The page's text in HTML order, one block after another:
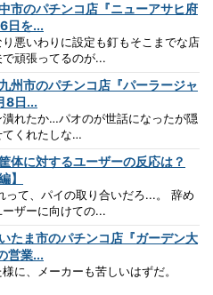
市のパチンコ店『ニューアサヒ府
日を...
悪いわりに設定も釘もそこまでな店
頑張ってるのが...
州市のパチンコ店『パーラージャ
8日...
れたか…パオのが世話になったが隠
てくれたしな…
体に対するユーザーの反応は？
】
って、パイの取り合いだろ...。 辞め
ザーに向けての...
たま市のパチンコ店『ガーデン大
営業...
に、メーカーも苦しいはずだ。